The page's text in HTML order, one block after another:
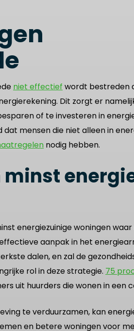
niet effectief wordt bestreden
Dit zorgt er
of te investeren in
mensen die niet alleen in
nodig hebben.
energiezuinige woningen
aanpak in het
dalen, en zal de
rol in deze strategie. 75
uit huurders die wonen in een
te verduurzamen, kan
en betere woningen voor